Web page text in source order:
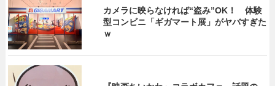
カメラに映らなければ“盗み”OK！ 体験
型コンビニ「ギガマート展」がヤバすぎた
ｗ